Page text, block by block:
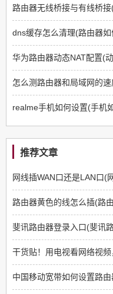
路由器无线桥接与有线桥
dns缓存怎么清理(路由器
华为路由器动态NAT配置(
怎么测路由器和局域网的
realme手机如何设置(手机
推荐文章
网线插WAN口还是LAN口(
路由器黄色的线怎么插(路
斐讯路由器登录入口(斐讯
干货贴！用电视看网络视频